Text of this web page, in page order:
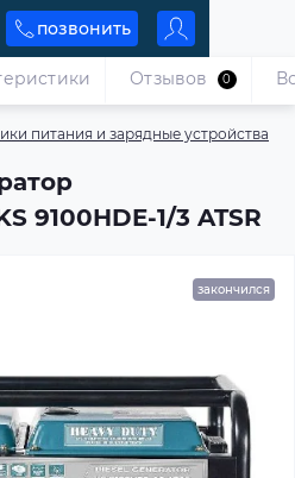
позвонить
питания и зарядные устройства
9100HDE-1/3 ATSR
Отзывов 0
закончился